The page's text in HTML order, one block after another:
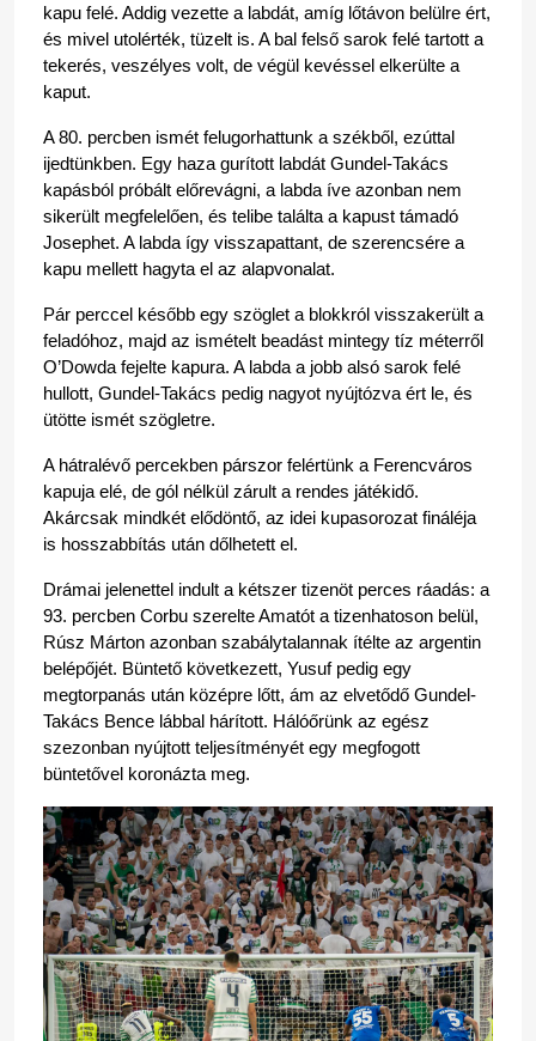
kapu felé. Addig vezette a labdát, amíg lőtávon belülre ért,
és mivel utolérték, tüzelt is. A bal felső sarok felé tartott a
tekerés, veszélyes volt, de végül kevéssel elkerülte a
kaput.
A 80. percben ismét felugorhattunk a székből, ezúttal
ijedtünkben. Egy haza gurított labdát Gundel-Takács
kapásból próbált előrevágni, a labda íve azonban nem
sikerült megfelelően, és telibe találta a kapust támadó
Josephet. A labda így visszapattant, de szerencsére a
kapu mellett hagyta el az alapvonalat.
Pár perccel később egy szöglet a blokkról visszakerült a
feladóhoz, majd az ismételt beadást mintegy tíz méterről
O’Dowda fejelte kapura. A labda a jobb alsó sarok felé
hullott, Gundel-Takács pedig nagyot nyújtózva ért le, és
ütötte ismét szögletre.
A hátralévő percekben párszor felértünk a Ferencváros
kapuja elé, de gól nélkül zárult a rendes játékidő.
Akárcsak mindkét elődöntő, az idei kupasorozat fináléja
is hosszabbítás után dőlhetett el.
Drámai jelenettel indult a kétszer tizenöt perces ráadás: a
93. percben Corbu szerelte Amatót a tizenhatoson belül,
Rúsz Márton azonban szabálytalannak ítélte az argentin
belépőjét. Büntető következett, Yusuf pedig egy
megtorpanás után középre lőtt, ám az elvetődő Gundel-
Takács Bence lábbal hárított. Hálóőrünk az egész
szezonban nyújtott teljesítményét egy megfogott
büntetővel koronázta meg.